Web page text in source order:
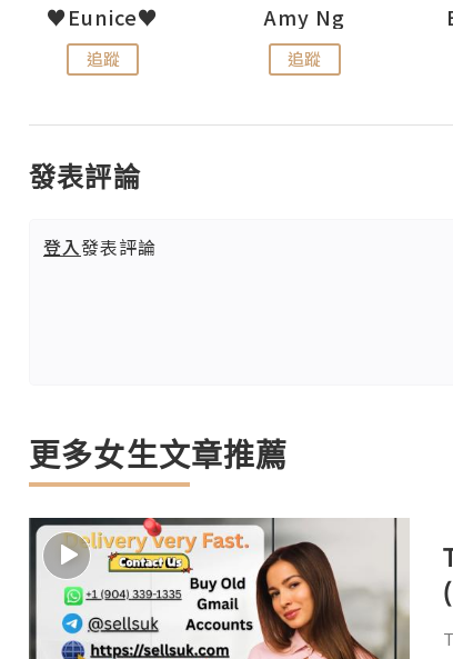
♥Eunice♥
追蹤
Amy Ng
追蹤
發表評論
登入發表評論
更多女生文章推薦